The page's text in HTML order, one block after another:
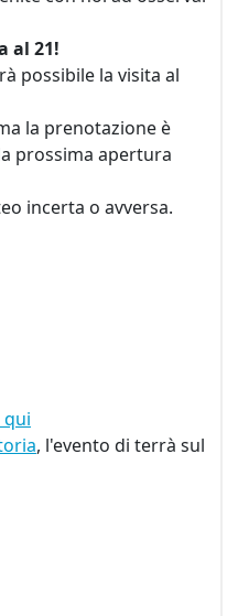
al 21!
possibile la visita al
la prenotazione è
prossima apertura
incerta o avversa.
qui
, l'evento di terrà sul